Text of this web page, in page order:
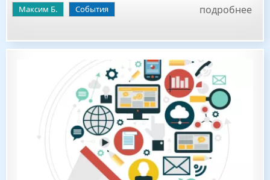
Максим Б. События подробнее